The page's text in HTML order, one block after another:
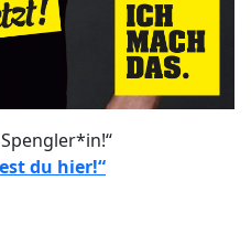
du hier!“